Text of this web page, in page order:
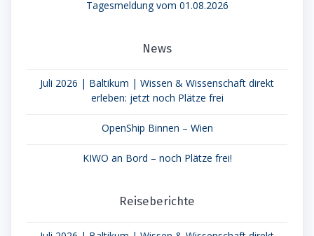
Tagesmeldung vom 01.08.2026
News
Juli 2026 | Baltikum | Wissen & Wissenschaft direkt
erleben: jetzt noch Plätze frei
OpenShip Binnen – Wien
KIWO an Bord – noch Plätze frei!
Reiseberichte